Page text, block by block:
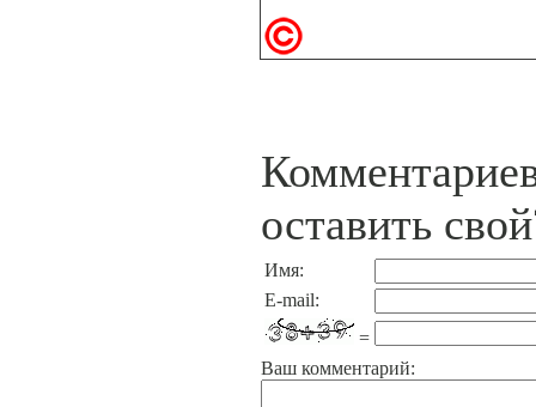
оставить
Имя:
E-mail:
=
Ваш комментарий: